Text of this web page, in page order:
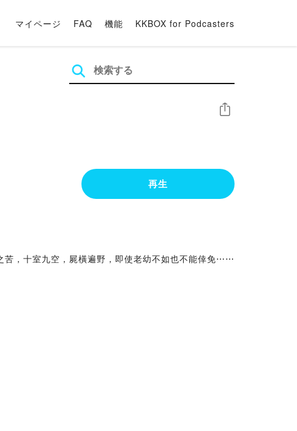
マイページ FAQ 機能 KKBOX for Podcasters
シェア
再生
苦，十室九空，屍橫遍野，即使老幼不如也不能倖免⋯⋯